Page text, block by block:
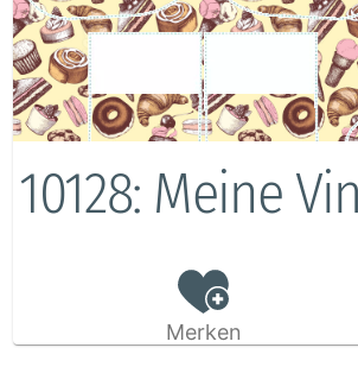
10128: Meine
Merken